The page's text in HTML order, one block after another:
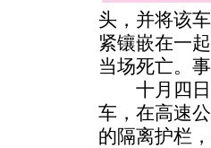
头，并将该
紧镶嵌在一
当场死亡。
十月四日
车，在高速
的隔离护栏